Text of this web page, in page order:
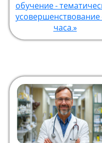
обучение -
усовершенствование
часа.»